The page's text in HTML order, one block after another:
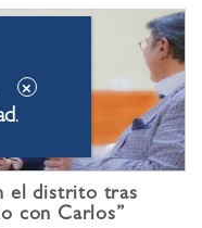
el distrito tras
con Carlos”
.